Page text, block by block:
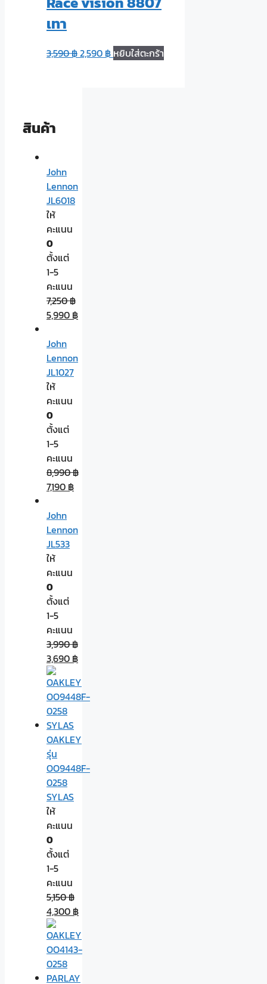
เทา
3,590฿2,590 ฿ หยิบใส่ตะกร้า
สินค้า
John
Lennon
JL6018
ให้
คะแนน
0
ตั้งแต่
1-5
คะแนน
7,250฿
5,990 ฿
John
Lennon
JL1027
ให้
คะแนน
0
ตั้งแต่
1-5
คะแนน
8,990฿
7,190 ฿
John
Lennon
JL533
ให้
คะแนน
0
ตั้งแต่
1-5
คะแนน
3,990฿
3,690 ฿
OAKLEY
รุ่น
OO9448F-
0258
SYLAS
ให้
คะแนน
0
ตั้งแต่
1-5
คะแนน
5,150฿
4,300 ฿